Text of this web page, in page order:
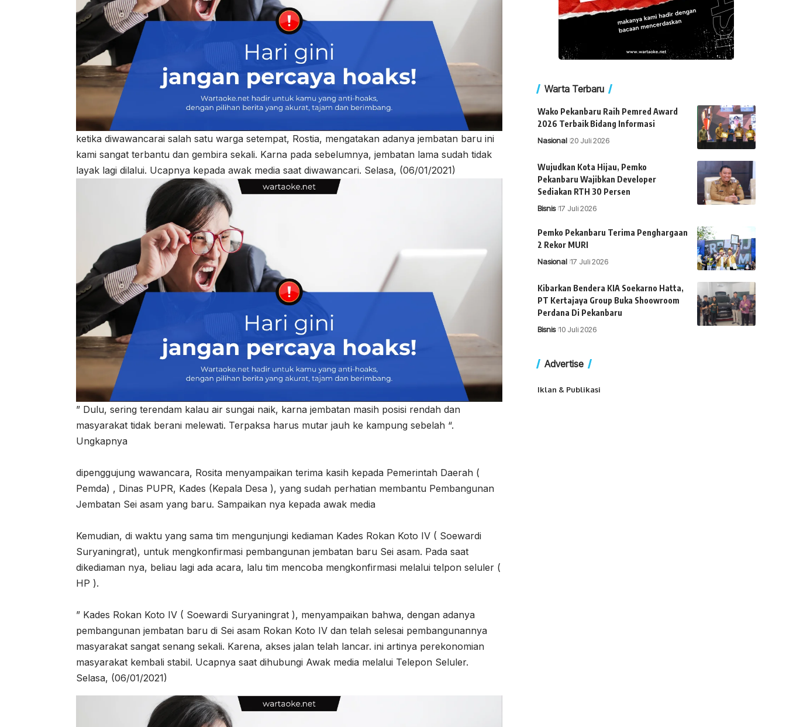
ketika diwawancarai salah satu warga setempat, Rostia, mengatakan adanya jembatan baru ini
kami sangat terbantu dan gembira sekali. Karna pada sebelumnya, jembatan lama sudah tidak
layak lagi dilalui. Ucapnya kepada awak media saat diwawancari. Selasa, (06/01/2021)
” Dulu, sering terendam kalau air sungai naik, karna jembatan masih posisi rendah dan
masyarakat tidak berani melewati. Terpaksa harus mutar jauh ke kampung sebelah “.
Ungkapnya
dipenggujung wawancara, Rosita menyampaikan terima kasih kepada Pemerintah Daerah (
Pemda) , Dinas PUPR, Kades (Kepala Desa ), yang sudah perhatian membantu Pembangunan
Jembatan Sei asam yang baru. Sampaikan nya kepada awak media
Kemudian, di waktu yang sama tim mengunjungi kediaman Kades Rokan Koto IV ( Soewardi
Suryaningrat), untuk mengkonfirmasi pembangunan jembatan baru Sei asam. Pada saat
dikediaman nya, beliau lagi ada acara, lalu tim mencoba mengkonfirmasi melalui telpon seluler (
HP ).
” Kades Rokan Koto IV ( Soewardi Suryaningrat ), menyampaikan bahwa, dengan adanya
pembangunan jembatan baru di Sei asam Rokan Koto IV dan telah selesai pembangunannya
masyarakat sangat senang sekali. Karena, akses jalan telah lancar. ini artinya perekonomian
masyarakat kembali stabil. Ucapnya saat dihubungi Awak media melalui Telepon Seluler.
Selasa, (06/01/2021)
Warta Terbaru
Wako Pekanbaru Raih Pemred Award
2026 Terbaik Bidang Informasi
Nasional 20 Juli 2026
Wujudkan Kota Hijau, Pemko
Pekanbaru Wajibkan Developer
Sediakan RTH 30 Persen
Bisnis 17 Juli 2026
Pemko Pekanbaru Terima Penghargaan
2 Rekor MURI
Nasional 17 Juli 2026
Kibarkan Bendera KIA Soekarno Hatta,
PT Kertajaya Group Buka Shoowroom
Perdana Di Pekanbaru
Bisnis 10 Juli 2026
Advertise
Iklan & Publikasi